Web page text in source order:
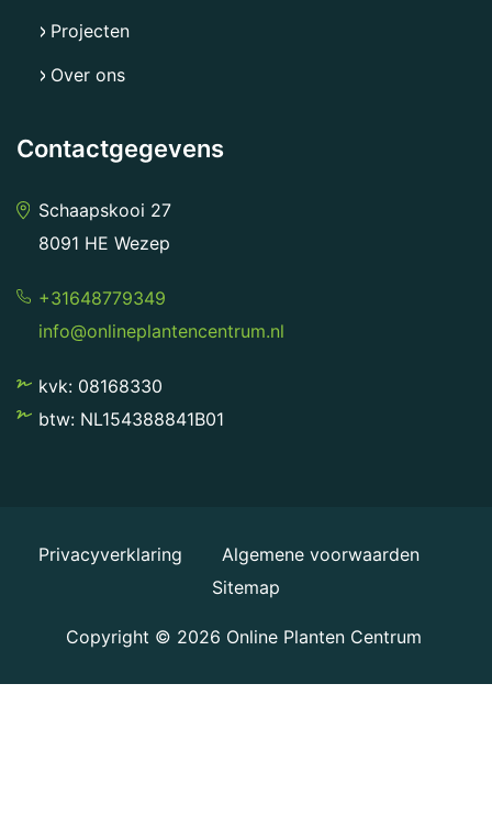
Projecten
Over ons
Contactgegevens
Schaapskooi 27
8091 HE Wezep
+31648779349
info@onlineplantencentrum.nl
kvk: 08168330
btw: NL154388841B01
Privacyverklaring
Algemene voorwaarden
Sitemap
Copyright © 2026 Online Planten Centrum